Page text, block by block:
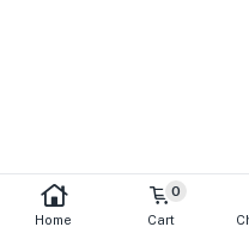
Home
0
Cart